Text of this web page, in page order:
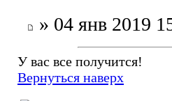
» 04 янв 2019
У вас все получится!
Вернуться наверх